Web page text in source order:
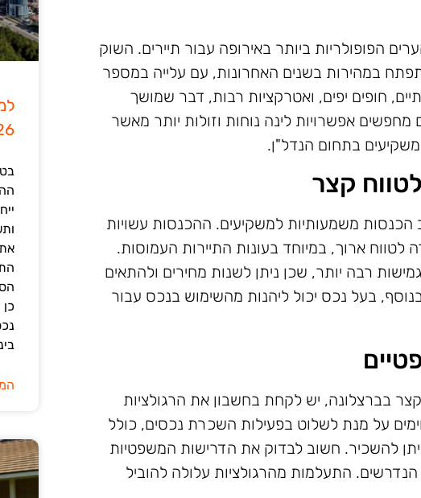
2026?
הפופולריות ביותר באירופה עבור תיירים. השוק
במהירות בשנים האחרונות, עם עלייה במספר
חופים יפים, ואטרקציות רבות, דבר שמושך
מחפשים אפשרויות לינה נוחות וזולות יותר מאשר
בתחום הנדל"ן.
קצר
משמעותיות למשקיעים. ההכנסות עשויות
לטווח ארוך, במיוחד בעונות התיירות העמוסות.
רבה יותר, שכן ניתן לשנות מחירים ולהתאים
בעל נכס יכול ליהנות מהשימוש בנכס עבור
בברצלונה, יש לקחת בחשבון את הרגולציות
על מנת לשלוט בפעילות השכרת נכסים, כולל
להשכיר. חשוב לבדוק את הדרישות המשפטיות
התעלמות מהרגולציות עלולה להוביל